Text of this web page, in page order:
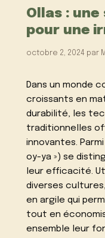
Ollas : une
pour une
octobre 2, 2024 par
Dans un monde
croissants en
durabilité, les
traditionnelles
innovantes.
oy-ya ») se
leur efficacité.
diverses
en argile qui
tout en
ensemble leur